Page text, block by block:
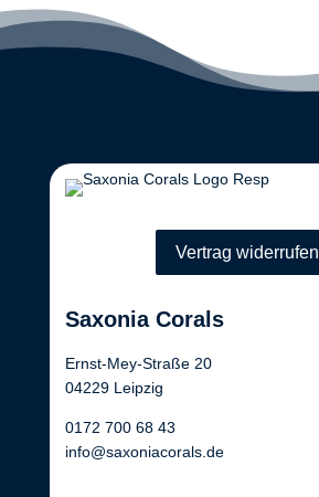
Vertrag widerrufen
Saxonia Corals
Ernst-Mey-Straße 20
04229 Leipzig
0172 700 68 43
info@saxoniacorals.de